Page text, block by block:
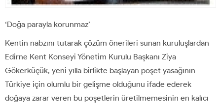
‘Doğa parayla korunmaz’
Kentin nabzını tutarak çözüm önerileri sunan kuruluşlardan
Edirne Kent Konseyi Yönetim Kurulu Başkanı Ziya
Gökerküçük, yeni yılla birlikte başlayan poşet yasağının
Türkiye için olumlu bir gelişme olduğunu ifade ederek
doğaya zarar veren bu poşetlerin üretilmemesinin en kalıcı